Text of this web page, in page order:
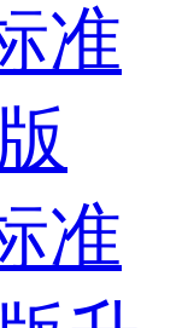
准
准